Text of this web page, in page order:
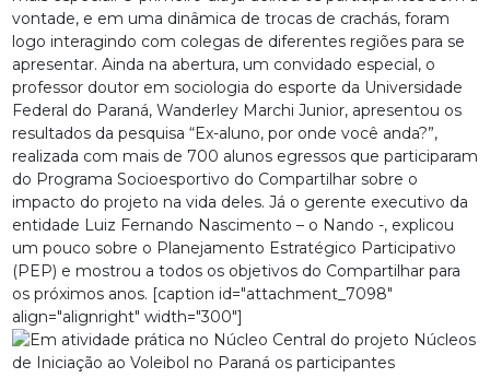
vontade, e em uma dinâmica de trocas de crachás, foram
logo interagindo com colegas de diferentes regiões para se
apresentar. Ainda na abertura, um convidado especial, o
professor doutor em sociologia do esporte da Universidade
Federal do Paraná, Wanderley Marchi Junior, apresentou os
resultados da pesquisa “Ex-aluno, por onde você anda?”,
realizada com mais de 700 alunos egressos que participaram
do Programa Socioesportivo do Compartilhar sobre o
impacto do projeto na vida deles. Já o gerente executivo da
entidade Luiz Fernando Nascimento – o Nando -, explicou
um pouco sobre o Planejamento Estratégico Participativo
(PEP) e mostrou a todos os objetivos do Compartilhar para
os próximos anos. [caption id="attachment_7098"
align="alignright" width="300"]